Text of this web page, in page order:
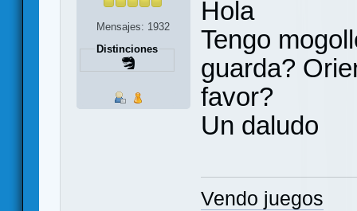
Mensajes: 1932
Distinciones
Hola
Tengo
guarda?
favor?
Un daludo
Vendo juegos